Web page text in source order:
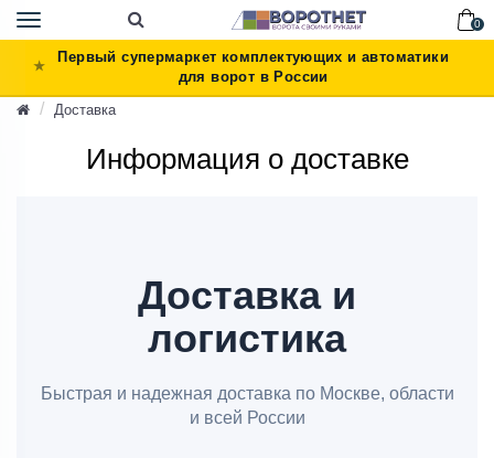
Toggle
navigation
0
Первый супермаркет комплектующих и автоматики
для ворот в России
Доставка
Информация о доставке
Доставка и
логистика
Быстрая и надежная доставка по Москве, области
и всей России